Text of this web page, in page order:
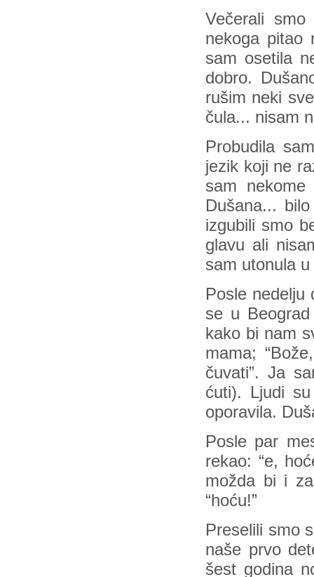
Večerali
nekoga pitao
sam osetila
dobro.
rušim neki
čula... nisam
Probudila
jezik koji ne
sam
Dušana...
izgubili smo
glavu ali
sam utonula
Posle
se u
kako bi nam
mama;
čuvati”. Ja
ćuti). Ljudi
oporavila.
Posle par
rekao: “e,
možda bi i
“hoću!”
Preselili smo
naše prvo
šest godina